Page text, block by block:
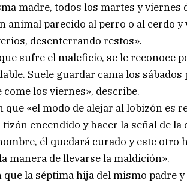
madre, todos los martes y viernes
animal parecido al perro o al cerdo
desenterrando restos».
sufre el maleficio, se le reconoce
Suele guardar cama los
los viernes», describe.
que «el modo de alejar al lobizón es
encendido y hacer la señal de
él quedará curado y este otro
manera de llevarse la maldición».
que la séptima hija del mismo padre